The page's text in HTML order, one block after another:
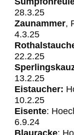
28.3.25
Zaunammer,
4.3.25
22.2.25
13.2.25
Eistaucher:
10.2.25
Eisente:
6.9.24
Blauracke: